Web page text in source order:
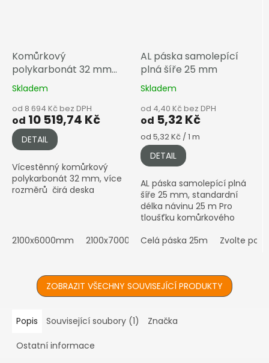
Komůrkový
polykarbonát 32 mm
čirá
Skladem
od 8 694 Kč bez DPH
od 10 519,74 Kč
DETAIL
Vícestěnný komůrkový
polykarbonát 32 mm, více
rozměrů čirá deska
2100x6000mm 2100x7000mm
AL páska samolepící
plná šíře 25 mm
Skladem
od 4,40 Kč bez DPH
od 5,32 Kč
Měrná
cena:
od 5,32 Kč / 1 m
DETAIL
AL páska samolepící plná
šíře 25 mm, standardní
délka návinu 25 m Pro
tloušťku komůrkového
Hliníková (stříbrná)
Celá páska 25m Zvolte
ZOBRAZIT VŠECHNY SOUVISEJÍCÍ PRODUKTY
Popis Související soubory (1) Značka
Ostatní informace